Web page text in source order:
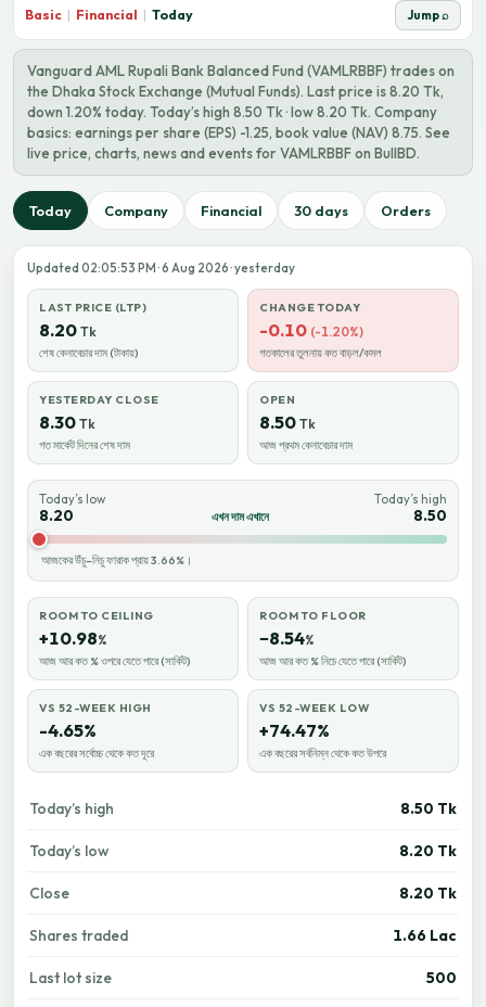
Basic | Financial | Today Jump ⌕
Vanguard AML Rupali Bank Balanced Fund (VAMLRBBF) trades on
the Dhaka Stock Exchange (Mutual Funds). Last price is 8.20 Tk,
down 1.20% today. Today’s high 8.50 Tk · low 8.20 Tk. Company
basics: earnings per share (EPS) -1.25, book value (NAV) 8.75. See
live price, charts, news and events for VAMLRBBF on BullBD.
Today Company Financial 30 days Orders
Updated 02:05:53 PM · 6 Aug 2026 · yesterday
LAST PRICE (LTP)
8.20 Tk
শেষ কেনাবেচার দাম (টাকায়)
CHANGE TODAY
-0.10 (-1.20%)
গতকালের তুলনায় কত বাড়ল/কমল
YESTERDAY CLOSE
8.30 Tk
গত মার্কেট দিনের শেষ দাম
OPEN
8.50 Tk
আজ প্রথম কেনাবেচার দাম
Today’s low
8.20 এখন দাম এখানে
Today’s high
8.50
আজকের উঁচু–নিচু ফারাক প্রায় 3.66%।
ROOM TO CEILING
+10.98%
আজ আর কত % ওপরে যেতে পারে (সার্কিট)
ROOM TO FLOOR
−8.54%
আজ আর কত % নিচে যেতে পারে (সার্কিট)
VS 52-WEEK HIGH
-4.65%
এক বছরের সর্বোচ্চ থেকে কত দূরে
VS 52-WEEK LOW
+74.47%
এক বছরের সর্বনিম্ন থেকে কত উপরে
Today’s high 8.50 Tk
Today’s low 8.20 Tk
Close 8.20 Tk
Shares traded 1.66 Lac
Last lot size 500